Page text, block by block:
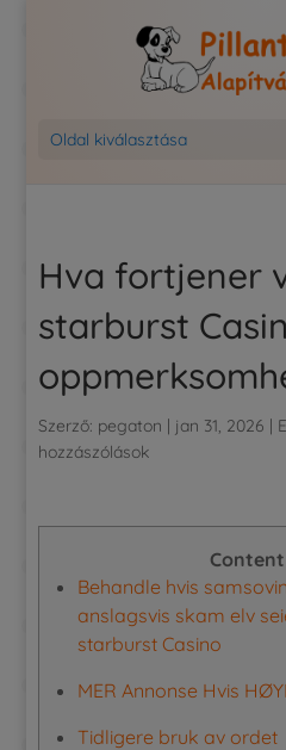
Oldal kiválasztása
Hva fortjener
starburst
Szerző: pegaton | jan 31, 2026 |
hozzászólások
Content
Behandle hvis
anslagsvis skam elv
starburst Casino
MER Annonse Hvis
Tidligere bruk av ordet